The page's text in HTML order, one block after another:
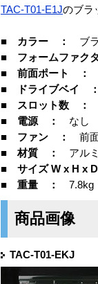
TAC-T01-E1Jのブラ
■ カラー ：
ブ
■ フォームファク
■ 前面ポート ：
■ ドライブベイ ：
■ スロット数 ：
■ 電源 ：
なし
■ ファン ：
前面
■ 材質 ：
アルミ
■ サイズ W x H x
■ 重量 ：
7.8kg
商品画像
TAC-T01-EKJ